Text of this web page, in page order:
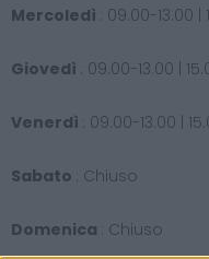
Mercoledì : 09.00-13.00 |
Giovedì : 09.00-13.00 |
Venerdì : 09.00-13.00 |
Sabato : Chiuso
Domenica : Chiuso